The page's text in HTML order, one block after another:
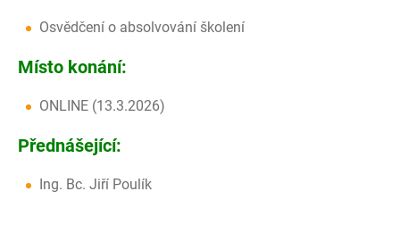
Osvědčení o absolvování školení
Místo konání:
ONLINE (13.3.2026)
Přednášející:
Ing. Bc. Jiří Poulík